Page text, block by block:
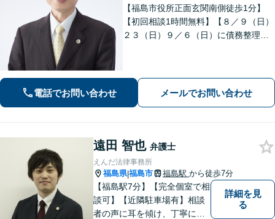
【福島市役所正面玄関南側徒歩1分】
【初回相談1時間無料】【８／９（日）
２３（日）９／６（日）に債務整理・
電話でお問い合わせ メールでお問い合わせ
遠田 智也 弁護士
えんだ法律事務所
福島県|福島市 福島駅 から徒歩7分
【福島駅7分】【完全個室で相
談可】【近隣駐車場有】相談
者の声に耳を傾け、丁寧にわ
詳細を見
る